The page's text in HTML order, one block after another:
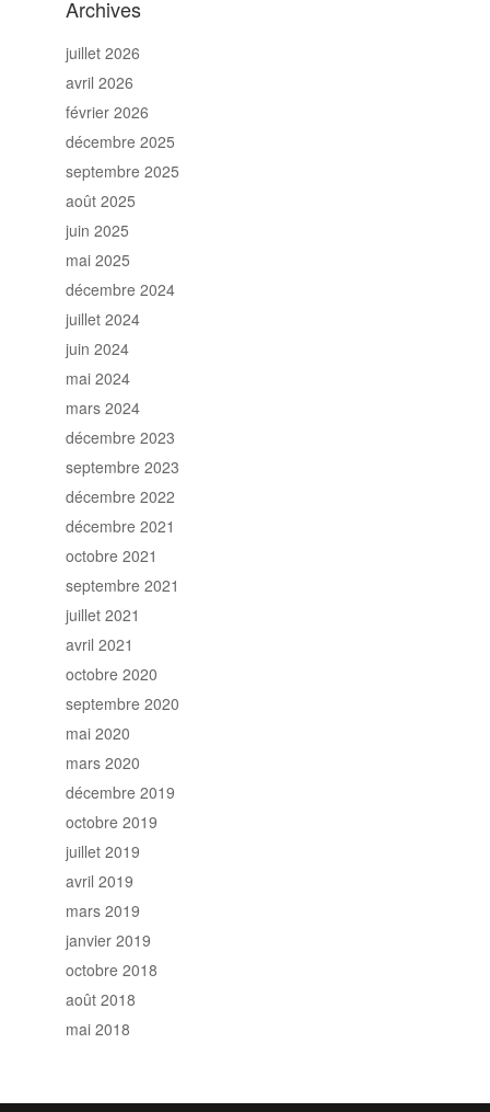
Archives
juillet 2026
avril 2026
février 2026
décembre 2025
septembre 2025
août 2025
juin 2025
mai 2025
décembre 2024
juillet 2024
juin 2024
mai 2024
mars 2024
décembre 2023
septembre 2023
décembre 2022
décembre 2021
octobre 2021
septembre 2021
juillet 2021
avril 2021
octobre 2020
septembre 2020
mai 2020
mars 2020
décembre 2019
octobre 2019
juillet 2019
avril 2019
mars 2019
janvier 2019
octobre 2018
août 2018
mai 2018